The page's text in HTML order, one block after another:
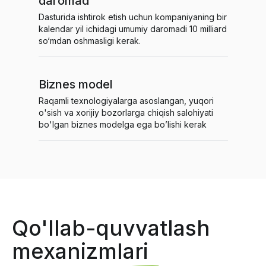
Dasturida ishtirok etish uchun kompaniyaning bir
kalendar yil ichidagi umumiy daromadi 10 milliard
so‘mdan oshmasligi kerak.
Biznes model
Raqamli texnologiyalarga asoslangan, yuqori
o'sish va xorijiy bozorlarga chiqish salohiyati
bo'lgan biznes modelga ega bo’lishi kerak
Qo'llab-quvvatlash
mexanizmlari